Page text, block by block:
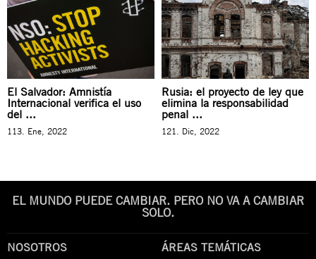
El Salvador: Amnistía
Internacional verifica el uso
del ...
113. Ene, 2022
Rusia: el proyecto de ley que
elimina la responsabilidad
penal ...
121. Dic, 2022
EL MUNDO PUEDE CAMBIAR. PERO NO VA A CAMBIAR
SOLO.
NOSOTROS ÁREAS TEMÁTICAS